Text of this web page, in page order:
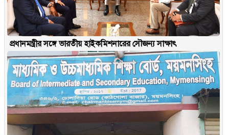
প্রধানমন্ত্রীর সঙ্গে ভারতীয় হাইকমিশনারের সৌজন্য সাক্ষাৎ